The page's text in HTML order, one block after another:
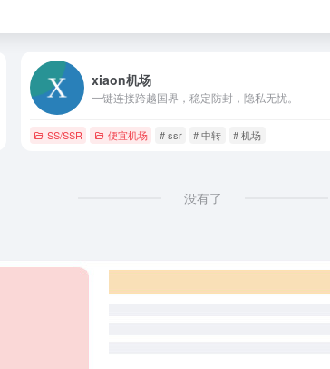
xiaon机场
一键连接跨越国界，稳定防封，隐私无忧。
SS/SSR 便宜机场 # ssr # 中转 # 机场
没有了